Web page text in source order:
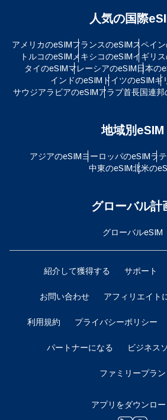
人気の国際
アメリカのeSIMフランスのeSIMスペイ
トルコのeSIM メキシコのeSIMイギリ
タイのeSIMマレーシアのeSIM日本の
インドのeSIM ドイツのeSIMギ
サウジアラビアのeSIMアラブ首長国連邦
地域別eSIM
アジアのeSIMヨーロッパのeSIMラ
中東のeSIM北米の
グローバル計
グローバルeSIM
紹介して獲得する サポート
お問い合わせ アフィリエイト
利用規約 プライバシーポリシー
パートナーになる ビジネス
ファミリープラン
アプリをダウンロー